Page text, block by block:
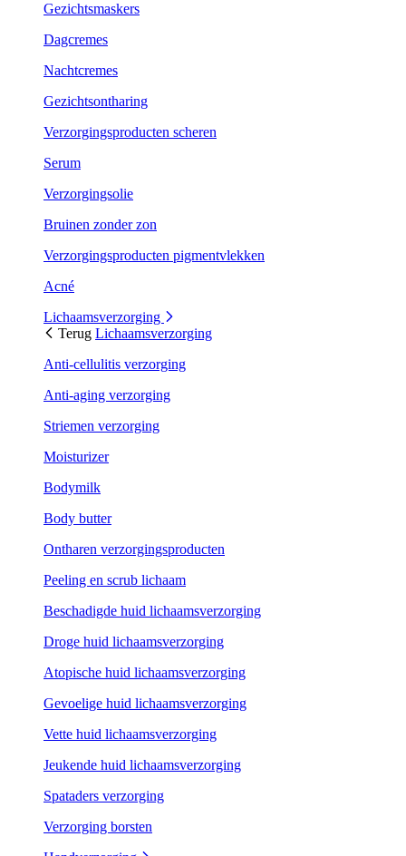
Gezichtsmaskers
Dagcremes
Nachtcremes
Gezichtsontharing
Verzorgingsproducten scheren
Serum
Verzorgingsolie
Bruinen zonder zon
Verzorgingsproducten pigmentvlekken
Acné
Lichaamsverzorging
Terug Lichaamsverzorging
Anti-cellulitis verzorging
Anti-aging verzorging
Striemen verzorging
Moisturizer
Bodymilk
Body butter
Ontharen verzorgingsproducten
Peeling en scrub lichaam
Beschadigde huid lichaamsverzorging
Droge huid lichaamsverzorging
Atopische huid lichaamsverzorging
Gevoelige huid lichaamsverzorging
Vette huid lichaamsverzorging
Jeukende huid lichaamsverzorging
Spataders verzorging
Verzorging borsten